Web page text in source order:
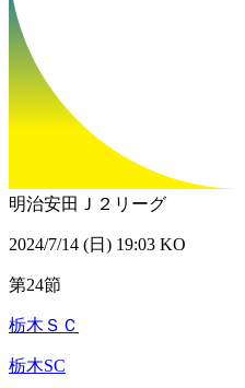
明治安田Ｊ２リーグ
2024/7/14 (日) 19:03 KO
第24節
栃木ＳＣ
栃木SC